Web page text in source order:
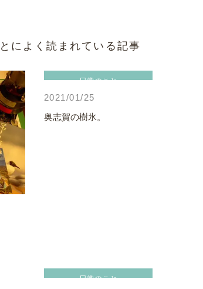
によく読まれている記事
日常のこと
2021/01/25
奥志賀の樹氷。
日常のこと